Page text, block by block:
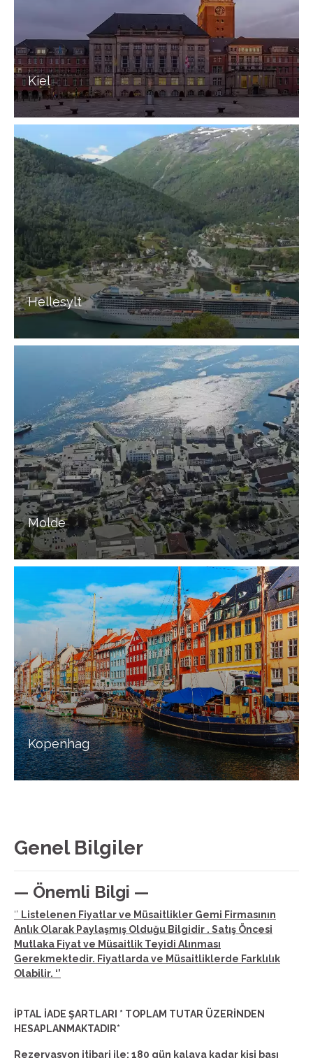
Kiel
Hellesylt
Molde
Kopenhag
Genel Bilgiler
— Önemli Bilgi —
‘’ Listelenen Fiyatlar ve Müsaitlikler Gemi Firmasının
Anlık Olarak Paylaşmış Olduğu Bilgidir . Satış Öncesi
Mutlaka Fiyat ve Müsaitlik Teyidi Alınması
Gerekmektedir. Fiyatlarda ve Müsaitliklerde Farklılık
Olabilir. ‘’
İPTAL İADE ŞARTLARI * TOPLAM TUTAR ÜZERİNDEN
HESAPLANMAKTADIR*
Rezervasyon itibari ile; 180 gün kalaya kadar kişi başı